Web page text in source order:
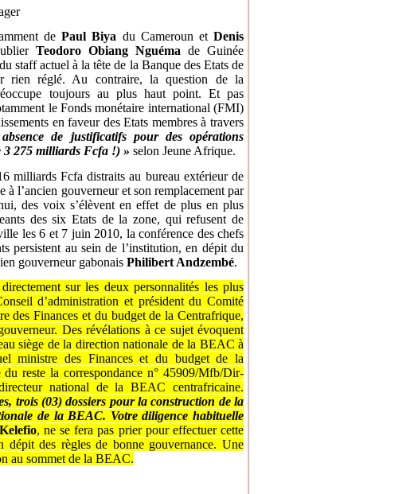
dePaul Biya du Cameroun etDenis
Teodoro Obiang Nguéma de Guinée
staff actuel à la tête de la Banque des Etats de
rien réglé. Au contraire, la question de la
toujours au plus haut point. Et pas
le Fonds monétaire international (FMI)
en faveur des Etats membres à travers
de justificatifs pour des opérations
3 275 milliards Fcfa !) » selon Jeune Afrique.
milliards Fcfa distraits au bureau extérieur de
l’ancien gouverneur et son remplacement par
des voix s’élèvent en effet de plus en plus
des six Etats de la zone, qui refusent de
les 6 et 7 juin 2010, la conférence des chefs
persistent au sein de l’institution, en dépit du
gouverneur gabonais Philibert Andzembé.
sur les deux personnalités les plus
d’administration et président du Comité
des Finances et du budget de la Centrafrique,
Des révélations à ce sujet évoquent
siège de la direction nationale de la BEAC à
ministre des Finances et du budget de la
reste la correspondance n° 45909/Mfb/Dir-
national de la BEAC centrafricaine.
trois (03) dossiers pour la construction de la
de la BEAC. Votre diligence habituelle
Kelefio, ne se fera pas prier pour effectuer cette
des règles de bonne gouvernance. Une
au sommet de la BEAC.